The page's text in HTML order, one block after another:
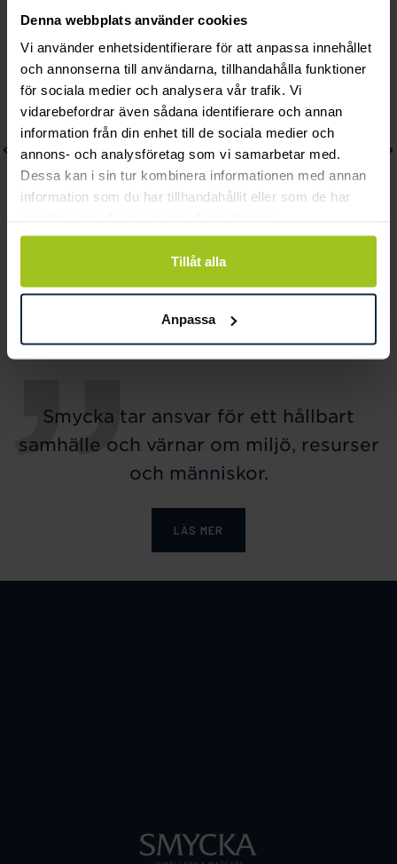
Denna webbplats använder cookies
Vi använder enhetsidentifierare för att anpassa innehållet
och annonserna till användarna, tillhandahålla funktioner
för sociala medier och analysera vår trafik. Vi
vidarebefordrar även sådana identifierare och annan
information från din enhet till de sociala medier och
annons- och analysföretag som vi samarbetar med.
Dessa kan i sin tur kombinera informationen med annan
information som du har tillhandahållit eller som de har
Tillåt alla
Anpassa
Pris
2 490 kr
Smycka tar ansvar för ett hållbart
samhälle och värnar om miljö, resurser
och människor.
LÄS MER